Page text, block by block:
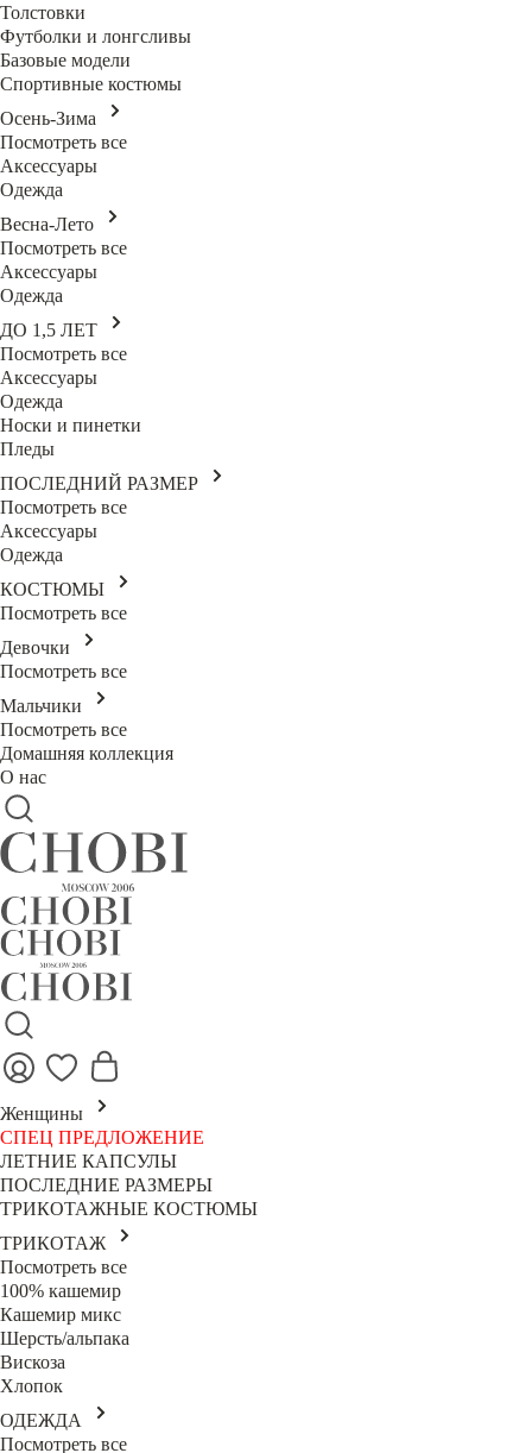
Толстовки
Футболки и лонгсливы
Базовые модели
Спортивные костюмы
Осень-Зима
Посмотреть все
Аксессуары
Одежда
Весна-Лето
Посмотреть все
Аксессуары
Одежда
ДО 1,5 ЛЕТ
Посмотреть все
Аксессуары
Одежда
Носки и пинетки
Пледы
ПОСЛЕДНИЙ РАЗМЕР
Посмотреть все
Аксессуары
Одежда
КОСТЮМЫ
Посмотреть все
Девочки
Посмотреть все
Мальчики
Посмотреть все
Домашняя коллекция
О нас
Женщины
СПЕЦ ПРЕДЛОЖЕНИЕ
ЛЕТНИЕ КАПСУЛЫ
ПОСЛЕДНИЕ РАЗМЕРЫ
ТРИКОТАЖНЫЕ КОСТЮМЫ
ТРИКОТАЖ
Посмотреть все
100% кашемир
Кашемир микс
Шерсть/альпака
Вискоза
Хлопок
ОДЕЖДА
Посмотреть все